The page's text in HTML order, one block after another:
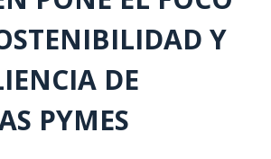
Y
DE
PYMES